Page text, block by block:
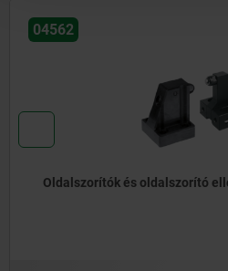
04570
Alulszorító